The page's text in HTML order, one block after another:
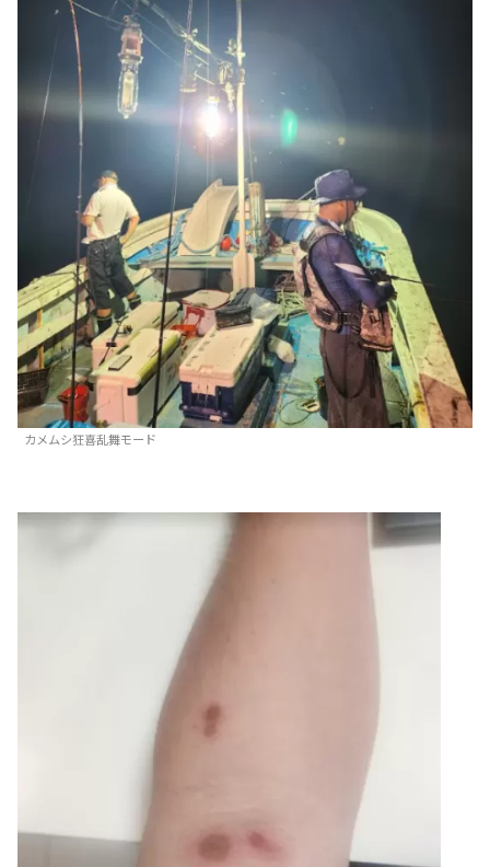
カメムシ狂喜乱舞モード